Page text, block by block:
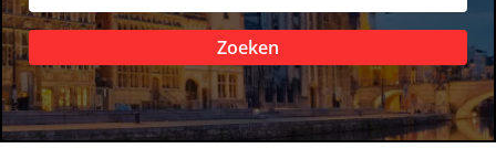
Zoeken